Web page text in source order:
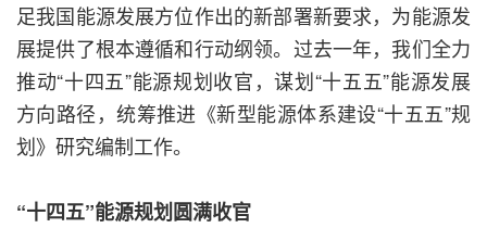
足我国能源发展方位作出的新部署新要求，为能源发
展提供了根本遵循和行动纲领。过去一年，我们全力
推动“十四五”能源规划收官，谋划“十五五”能源发展
方向路径，统筹推进《新型能源体系建设“十五五”规
划》研究编制工作。
“十四五”能源规划圆满收官